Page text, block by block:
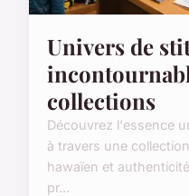
Univers de
collections
Découvrez l'essence
à travers une
hawaïen et
pr...